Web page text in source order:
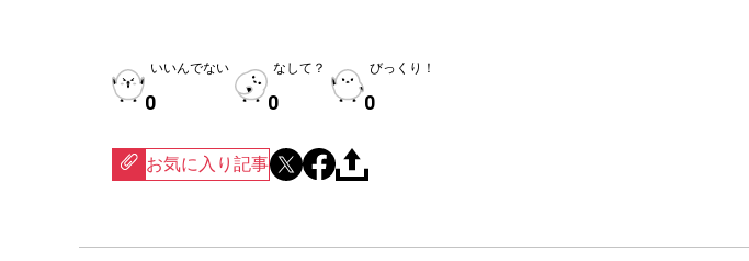
いいんでない
0
なして？
0
びっくり！
0
お気に入り記事